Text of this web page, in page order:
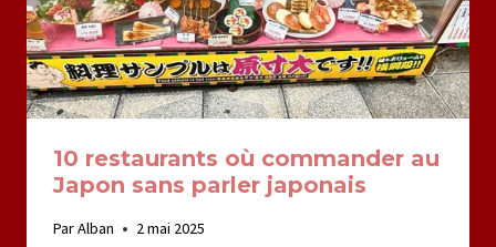
10 restaurants où commander au
Japon sans parler japonais
ParAlban 2 mai 2025